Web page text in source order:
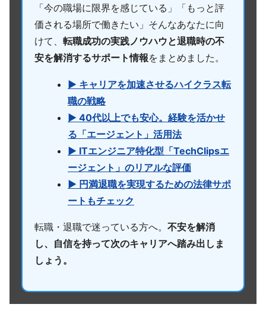
「今の職場に限界を感じている」「もっと評
価される場所で働きたい」そんなあなたに向
けて、 転職成功の実践ノウハウと退職時の不
安を解消するサポート情報をまとめました。
▶ キャリアを加速させるハイクラス転
職の戦略
▶ 40代以上でも安心。経験を活かせ
る「エージェント」活用法
▶ ITエンジニア特化型「TechClipsエ
ージェント」のリアルな評価
▶ 円満退職を実現するための法律サポ
ートもチェック
転職・退職で迷っている方へ。 不安を解消
し、自信を持って次のキャリアへ踏み出しま
しょう。